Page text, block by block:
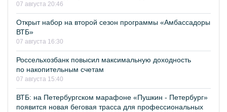
07 августа 20:46
Открыт набор на второй сезон программы «Амбассадоры
ВТБ»
07 августа 16:30
Россельхозбанк повысил максимальную доходность
по накопительным счетам
07 августа 15:40
ВТБ: на Петербургском марафоне «Пушкин - Петербург»
появится новая беговая трасса для профессиональных